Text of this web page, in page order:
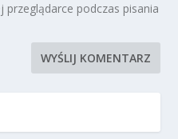
podczas pisania